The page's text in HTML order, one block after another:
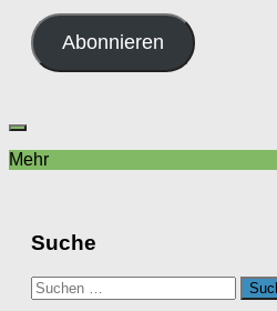
Adresse
Abonnieren
Mehr
Suche
Suchen
nach: